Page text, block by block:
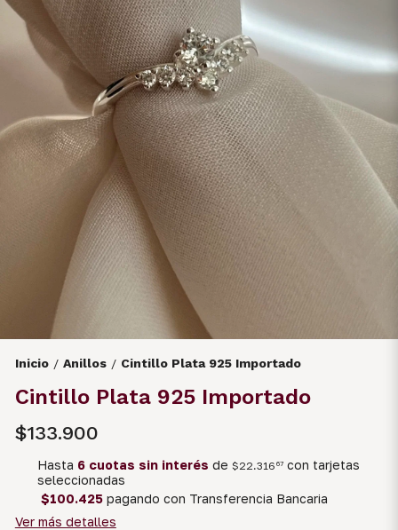
Inicio / Anillos / Cintillo Plata 925 Importado
Cintillo Plata 925 Importado
$133.900
Hasta 6 cuotas sin interés de $22.316 67con tarjetas
seleccionadas
$100.425pagando con Transferencia Bancaria
Ver más detalles